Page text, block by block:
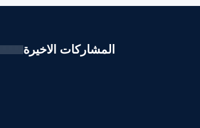
المشاركات الاخيرة